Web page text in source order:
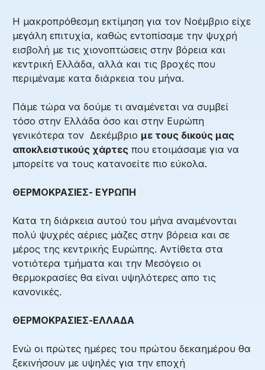
Η μακροπρόθεσμη εκτίμηση για τον Νοέμβριο είχε
μεγάλη επιτυχία, καθώς εντοπίσαμε την ψυχρή
εισβολή με τις χιονοπτώσεις στην βόρεια και
κεντρική Ελλάδα, αλλά και τις βροχές που
περιμέναμε κατα διάρκεια του μήνα.
Πάμε τώρα να δούμε τι αναμένεται να συμβεί
τόσο στην Ελλάδα όσο και στην Ευρώπη
γενικότερα τον Δεκέμβριο με τους δικούς μας
αποκλειστικούς χάρτες που ετοιμάσαμε για να
μπορείτε να τους κατανοείτε πιο εύκολα.
ΘΕΡΜΟΚΡΑΣΙΕΣ- ΕΥΡΩΠΗ
Κατα τη διάρκεια αυτού του μήνα αναμένονται
πολύ ψυχρές αέριες μάζες στην βόρεια και σε
μέρος της κεντρικής Ευρώπης. Αντίθετα στα
νοτιότερα τμήματα και την Μεσόγειο οι
θερμοκρασίες θα είναι υψηλότερες απο τις
κανονικές.
ΘΕΡΜΟΚΡΑΣΙΕΣ-ΕΛΛΑΔΑ
Ενώ οι πρώτες ημέρες του πρώτου δεκαημέρου θα
ξεκινήσουν με υψηλές για την εποχή